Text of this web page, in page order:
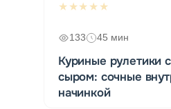
★★★★★
133 45 мин
Куриные рулетики
сыром: сочные
начинкой